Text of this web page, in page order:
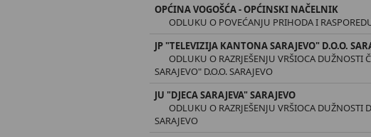
OPĆINA VOGOŠĆA - OPĆINSKI NAČELNIK
ODLUKU O POVEĆANJU PRIHODA I
JP "TELEVIZIJA KANTONA SARAJEVO" D.O.O.
ODLUKU O RAZRJEŠENJU VRŠIOCA
SARAJEVO" D.O.O. SARAJEVO
JU "DJECA SARAJEVA" SARAJEVO
ODLUKU O RAZRJEŠENJU VRŠIOCA DUŽNOSTI
SARAJEVO